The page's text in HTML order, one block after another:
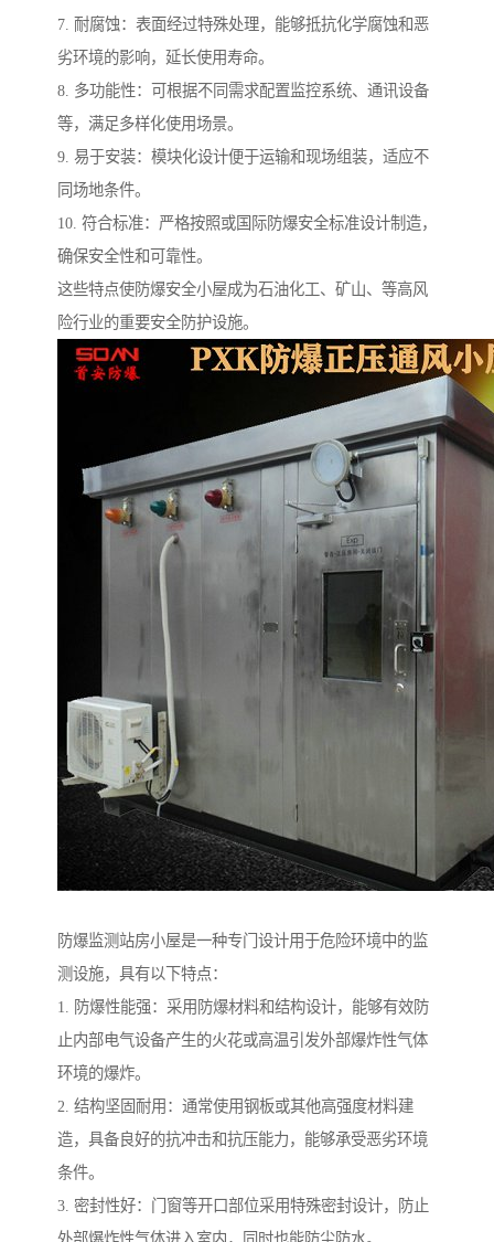
7. 耐腐蚀：表面经过特殊处理，能够抵抗化学腐蚀和恶
劣环境的影响，延长使用寿命。
8. 多功能性：可根据不同需求配置监控系统、通讯设备
等，满足多样化使用场景。
9. 易于安装：模块化设计便于运输和现场组装，适应不
同场地条件。
10. 符合标准：严格按照或国际防爆安全标准设计制造，
确保安全性和可靠性。
这些特点使防爆安全小屋成为石油化工、矿山、等高风
险行业的重要安全防护设施。
防爆监测站房小屋是一种专门设计用于危险环境中的监
测设施，具有以下特点：
1. 防爆性能强：采用防爆材料和结构设计，能够有效防
止内部电气设备产生的火花或高温引发外部爆炸性气体
环境的爆炸。
2. 结构坚固耐用：通常使用钢板或其他高强度材料建
造，具备良好的抗冲击和抗压能力，能够承受恶劣环境
条件。
3. 密封性好：门窗等开口部位采用特殊密封设计，防止